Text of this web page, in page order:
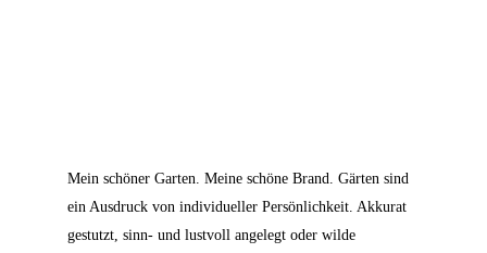
Mein schöner Garten. Meine schöne Brand. Gärten sind
ein Ausdruck von individueller Persönlichkeit. Akkurat
gestutzt, sinn- und lustvoll angelegt oder wilde